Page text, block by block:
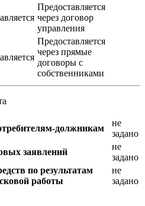
Предоставляется
через договор
управления
Предоставляется
через прямые
договоры с
собственниками
должникам
не
задано
заявлений
не
задано
по результатам
работы
не
задано